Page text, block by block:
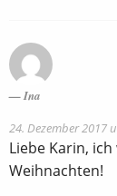
Ina
24. Dezember 2017
Liebe Karin,
Weihnachten!